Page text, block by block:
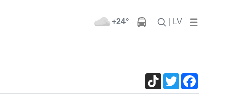
+24° | LV
TikTokTwitter